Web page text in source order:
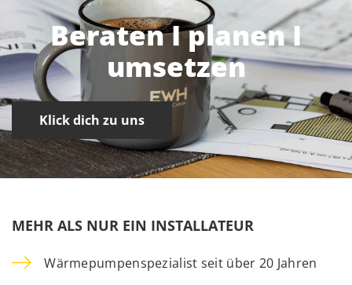
Beraten I planen I
umsetzen
Klick dich zu uns
MEHR ALS NUR EIN INSTALLATEUR
Wärmepumpenspezialist seit über 20 Jahren